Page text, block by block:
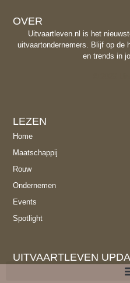
OVER
Uitvaartleven.nl is het
uitvaartondernemers. Blijf op de
en trends in
LEZEN
Home
Maatschappij
Rouw
Ondernemen
Events
Spotlight
UITVAARTLEVEN